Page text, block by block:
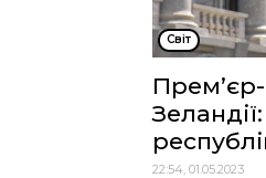
Cвіт
22:54, 01.05.2023